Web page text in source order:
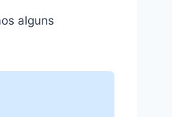
alguns